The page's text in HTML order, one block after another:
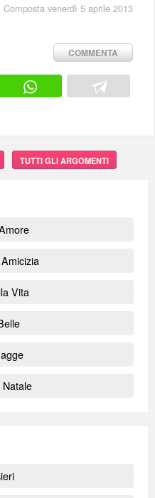
Composta venerdì 5 aprile 2013
COMMENTA
TUTTI GLI ARGOMENTI
Vita